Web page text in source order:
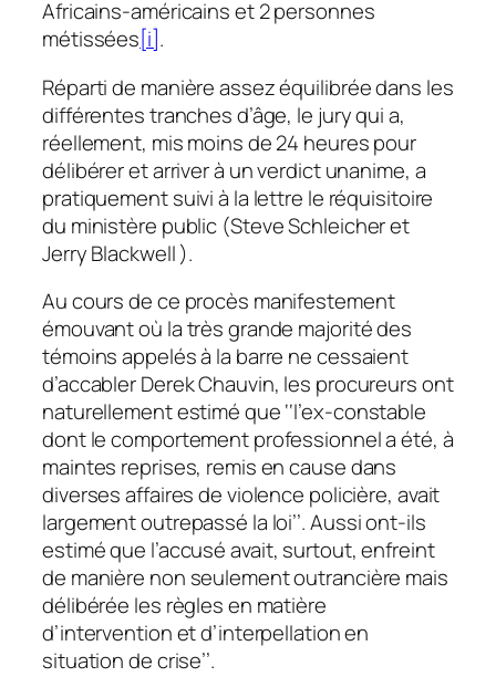
Africains-américains et 2 personnes
métissées[i].
Réparti de manière assez équilibrée dans les
différentes tranches d’âge, le jury qui a,
réellement, mis moins de 24 heures pour
délibérer et arriver à un verdict unanime, a
pratiquement suivi à la lettre le réquisitoire
du ministère public (Steve Schleicher et
Jerry Blackwell).
Au cours de ce procès manifestement
émouvant où la très grande majorité des
témoins appelés à la barre ne cessaient
d’accabler Derek Chauvin, les procureurs ont
naturellement estimé que ‘‘l’ex-constable
dont le comportement professionnel a été, à
maintes reprises, remis en cause dans
diverses affaires de violence policière, avait
largement outrepassé la loi’’. Aussi ont-ils
estimé que l’accusé avait, surtout, enfreint
de manière non seulement outrancière mais
délibérée les règles en matière
d’intervention et d’interpellation en
situation de crise’’.